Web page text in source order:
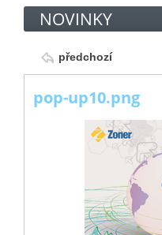
NOVINKY
předchozí
pop-up10.png